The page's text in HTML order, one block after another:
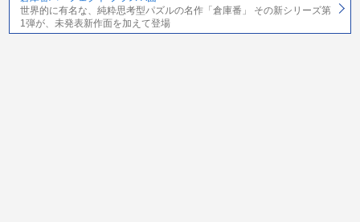
世界的に有名な、純粋思考型パズルの名作「倉庫番」 その新シリーズ第
1弾が、未発表新作面を加えて登場